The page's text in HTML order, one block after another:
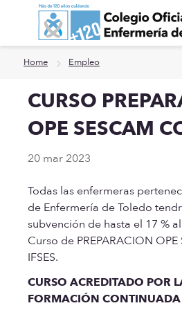
Ir a contenido principal
Home Empleo
CURSO
OPE SESCAM
20 mar 2023
Todas las enfermeras
de Enfermería de Toledo
subvención de hasta el 17 %
Curso de PREPARACION
IFSES.
CURSO ACREDITADO POR
FORMACIÓN CONTINUADA